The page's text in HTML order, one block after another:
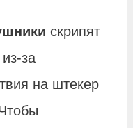
скрипят
за
на штекер